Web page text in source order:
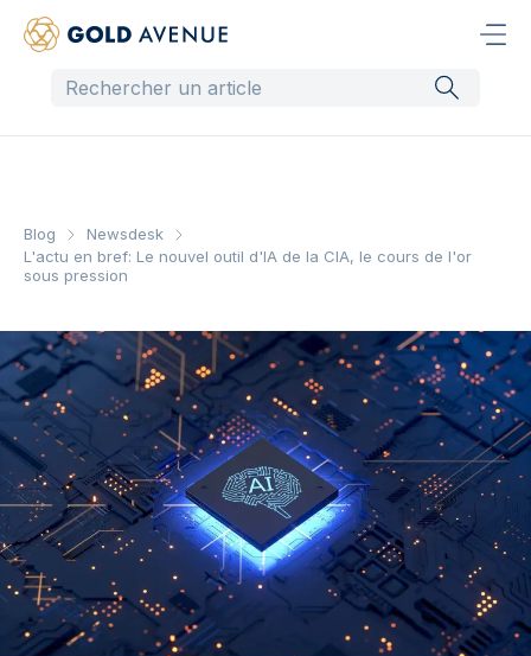
Blog
Newsdesk
L'actu en bref: Le nouvel outil d'IA de la CIA, le cours de l'or
sous pression